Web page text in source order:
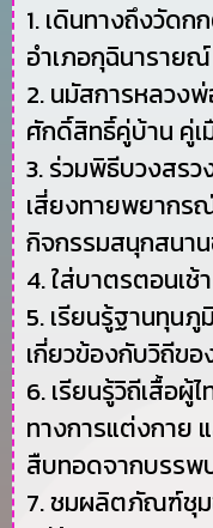
1. เดินทางถึงวัด
อำเภอกุฉินาราย
2. นมัสการหลวง
ศักดิ์สิทธิ์คู่บ้าน คู่เ
3. ร่วมพิธีบวงสรว
เสี่ยงทายพยากร
กิจกรรมสนุกสนา
4. ใส่บาตรตอนเช้า
5. เรียนรู้ฐานทุน
เกี่ยวข้องกับวิถีข
6. เรียนรู้วิถีเสื้อผู้
ทางการแต่งกา
สืบทอดจากบรรพ
7. ชมผลิตภัณฑ์ชุม